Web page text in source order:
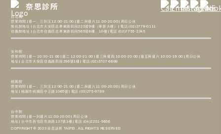
奈思診所
台北館
營業時間 | 週一、三到五12:00-21:00 | 週二與週六11:00-20:00 | 周日公休
敦化館地址 | 台北市大安區忠孝東路四段221號9樓（華新大樓） | 電話 (02)2778-0111
信義館地址 | 台北市信義區忠孝東路四段565號6樓、10樓 | 電話 (02)7755-2345
安和館
營業時間 | 週一 10:30-21:00 | 週二 12:00-21:00 | 週三與週四 10:00-20:00 | 週五與週六 10:00-19:00 | 周日公休
地址 | 台北市大安區信義路四段296號1樓 | 電話 (02)2707-6698
桃園館
營業時間 | 週一、三到五12:00-21:00 | 週二與週六11:00-20:00 | 周日公休
地址 | 桃園市桃園區中正路1065號 | 電話 (03)275-9789
台中館
營業時間 | 週一到週六11:00-20:00 | 周日公休
地址 | 台中市西屯區市政路137號1樓 | 電話 (04)2251-5656
COPYRIGHT © 2023 奈思診所 TAIPEI . ALL RIGHTS RESERVED